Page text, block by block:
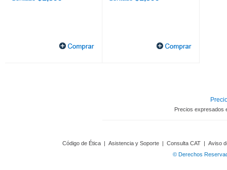
Precios expresados
Código de Ética | Asistencia y Soporte | Consulta CAT | Aviso
© Derechos